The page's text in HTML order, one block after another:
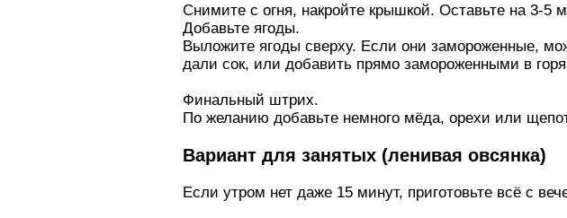
Снимите с огня, накройте крышкой. Оставьте на 3-5
Добавьте ягоды.
Выложите ягоды сверху. Если они замороженные,
дали сок, или добавить прямо замороженными в
Финальный штрих.
По желанию добавьте немного мёда, орехи или
Вариант для занятых (ленивая овсянка)
Если утром нет даже 15 минут, приготовьте всё с